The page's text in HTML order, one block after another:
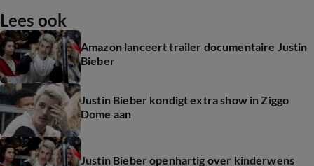
Lees ook
Amazon lanceert trailer documentaire Justin
Bieber
Justin Bieber kondigt extra show in Ziggo
Dome aan
Justin Bieber openhartig over kinderwens